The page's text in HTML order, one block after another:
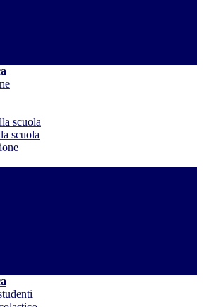
scuola
scuola